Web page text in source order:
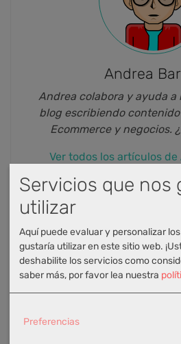
Andrea
Andrea colabora y ayuda a
blog escribiendo
Ecommerce y negocios.
Ver todos los artículos de
Quizás encuentres interesantes
Servicios que nos
utilizar
Aquí puede evaluar y personalizar
gustaría utilizar en este sitio web.
deshabilite los servicios como
saber más, por favor lea nuestra
Preferencias